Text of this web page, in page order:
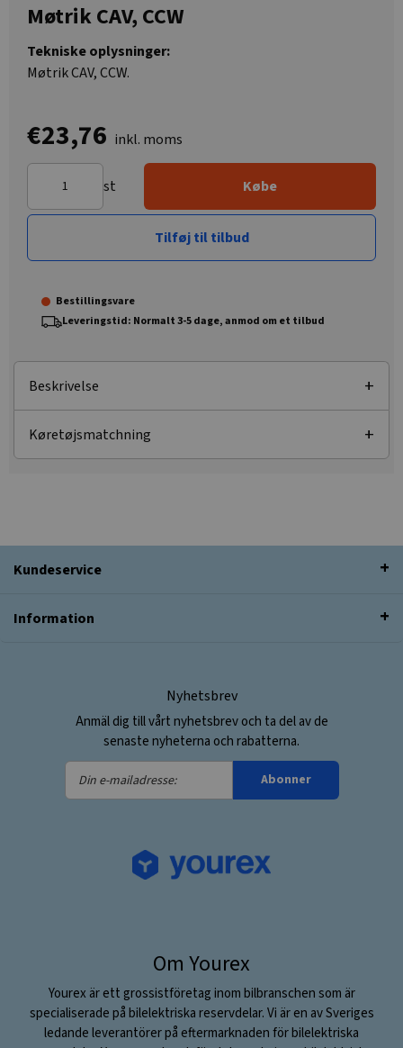
Møtrik CAV, CCW
Tekniske oplysninger:
Møtrik CAV, CCW.
€23,76 inkl. moms
st Købe
Tilføj til tilbud
Bestillingsvare
Leveringstid: Normalt 3-5 dage, anmod om et tilbud
Beskrivelse
Køretøjsmatchning
Kundeservice
Information
Nyhetsbrev
Anmäl dig till vårt nyhetsbrev och ta del av de
senaste nyheterna och rabatterna.
Din
e-
Abonner
Om Yourex
Yourex är ett grossistföretag inom bilbranschen som är
specialiserade på bilelektriska reservdelar. Vi är en av Sveriges
ledande leverantörer på eftermarknaden för bilelektriska